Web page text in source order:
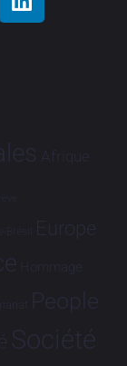
Afrique
Brésil Europe
Hommage
People
Société